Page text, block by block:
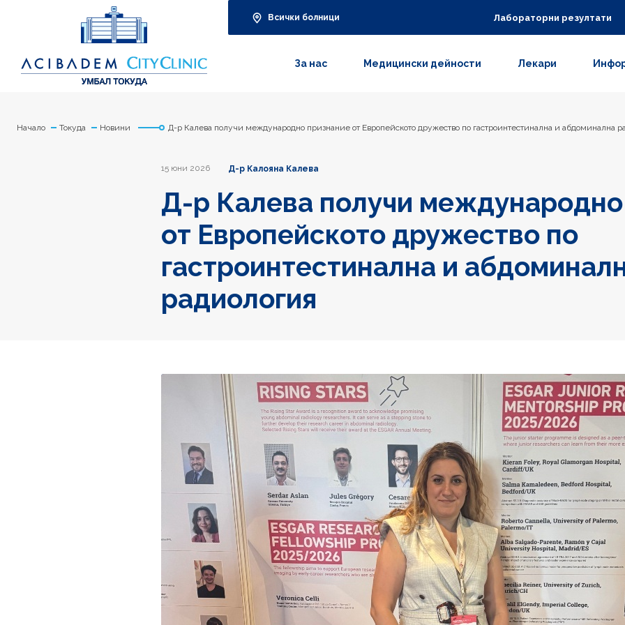
Всички болници Лабораторни резултати
За нас Медицински дейности Лекари
Начало Токуда Новини Д-р Калева получи международно признание от Европейското дружество по гастроинтестинална и абдоминална
15 юни 2026 Д-р Калояна Калева
Д-р Калева получи
от Европейското дружество по
гастроинтестинална и
радиология